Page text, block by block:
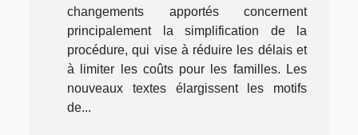
changements apportés concernent
principalement la simplification de la
procédure, qui vise à réduire les délais et
à limiter les coûts pour les familles. Les
nouveaux textes élargissent les motifs
de...